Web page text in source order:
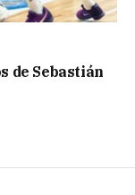
de Sebastián